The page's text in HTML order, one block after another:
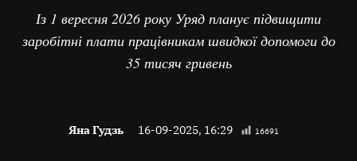
Із 1 вересня 2026 року Уряд планує підвищити
заробітні плати працівникам швидкої допомоги до
35 тисяч гривень
Яна Гудзь 16-09-2025, 16:29 16691